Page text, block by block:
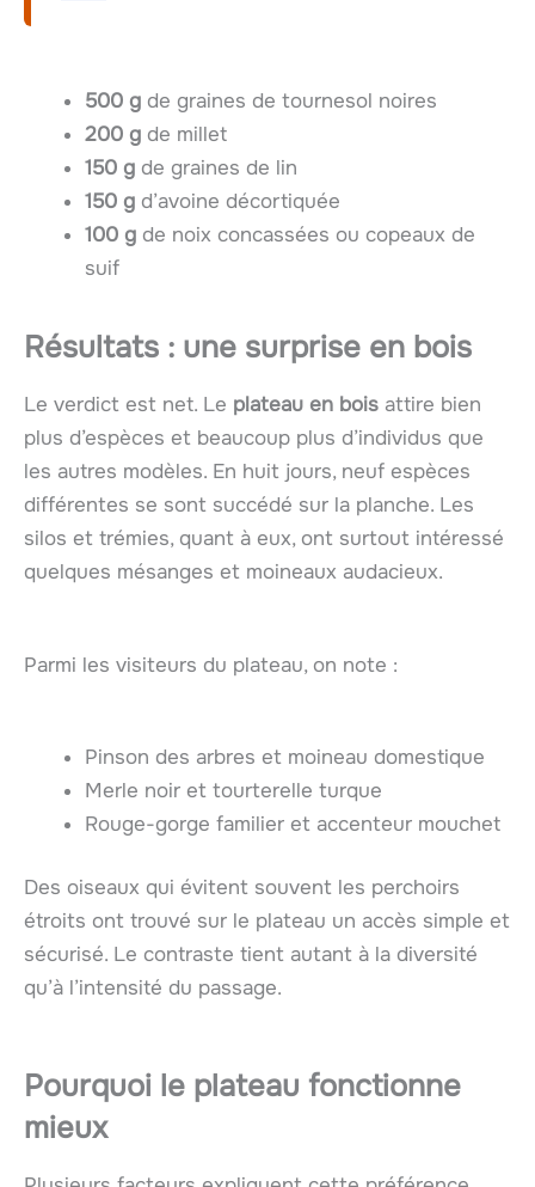
500 g de graines de tournesol noires
200 g de millet
150 g de graines de lin
150 g d’avoine décortiquée
100 g de noix concassées ou copeaux de
suif
Résultats : une surprise en bois
Le verdict est net. Le plateau en bois attire bien
plus d’espèces et beaucoup plus d’individus que
les autres modèles. En huit jours, neuf espèces
différentes se sont succédé sur la planche. Les
silos et trémies, quant à eux, ont surtout intéressé
quelques mésanges et moineaux audacieux.
Parmi les visiteurs du plateau, on note :
Pinson des arbres et moineau domestique
Merle noir et tourterelle turque
Rouge-gorge familier et accenteur mouchet
Des oiseaux qui évitent souvent les perchoirs
étroits ont trouvé sur le plateau un accès simple et
sécurisé. Le contraste tient autant à la diversité
qu’à l’intensité du passage.
Pourquoi le plateau fonctionne
mieux